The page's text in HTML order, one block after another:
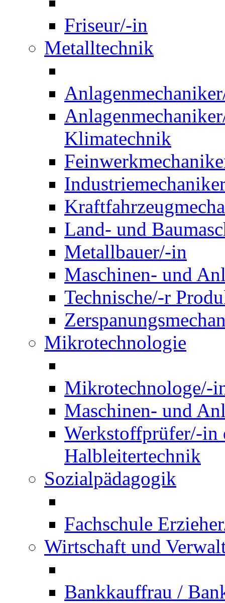
Friseur/-in
Metalltechnik
Klimatechnik
Land- und
Metallbauer/-in
Maschinen- und
Technische/-r
Mikrotechnologie
Mikrotechnologe/-
Maschinen- und
Werkstoffprüfer/-in
Halbleitertechnik
Sozialpädagogik
Fachschule
Wirtschaft und
Bankkauffrau /